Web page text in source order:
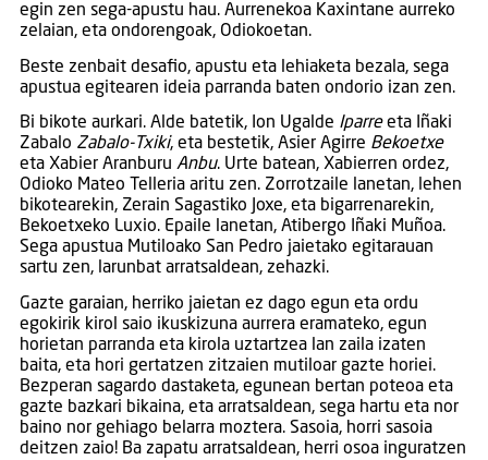
egin zen sega-apustu hau. Aurrenekoa Kaxintane aurreko
zelaian, eta ondorengoak, Odiokoetan.
Beste zenbait desafio, apustu eta lehiaketa bezala, sega
apustua egitearen ideia parranda baten ondorio izan zen.
Bi bikote aurkari. Alde batetik, Ion Ugalde Iparreeta Iñaki
Zabalo Zabalo-Txiki, eta bestetik, Asier Agirre Bekoetxe
eta Xabier Aranburu Anbu. Urte batean, Xabierren ordez,
Odioko Mateo Telleria aritu zen. Zorrotzaile lanetan, lehen
bikotearekin, Zerain Sagastiko Joxe, eta bigarrenarekin,
Bekoetxeko Luxio. Epaile lanetan, Atibergo Iñaki Muñoa.
Sega apustua Mutiloako San Pedro jaietako egitarauan
sartu zen, larunbat arratsaldean, zehazki.
Gazte garaian, herriko jaietan ez dago egun eta ordu
egokirik kirol saio ikuskizuna aurrera eramateko, egun
horietan parranda eta kirola uztartzea lan zaila izaten
baita, eta hori gertatzen zitzaien mutiloar gazte horiei.
Bezperan sagardo dastaketa, egunean bertan poteoa eta
gazte bazkari bikaina, eta arratsaldean, sega hartu eta nor
baino nor gehiago belarra moztera. Sasoia, horri sasoia
deitzen zaio! Ba zapatu arratsaldean, herri osoa inguratzen